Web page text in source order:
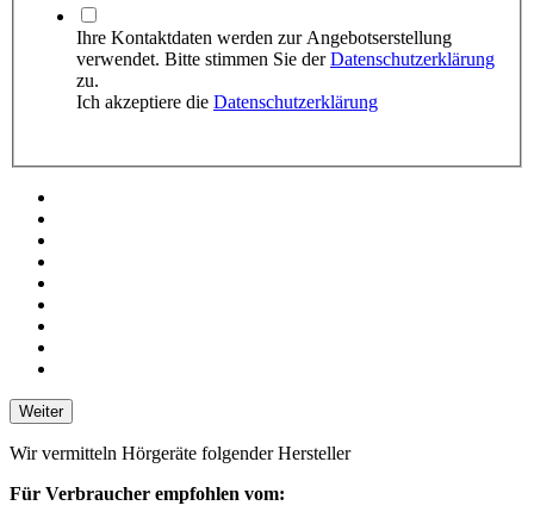
Ihre Kontaktdaten werden zur Angebots­erstellung
verwendet. Bitte stimmen Sie derDatenschutzerklärung
zu.
Ich akzeptiere die Datenschutzerklärung
Weiter
Wir vermitteln Hörgeräte folgender Hersteller
Für Verbraucher empfohlen vom: